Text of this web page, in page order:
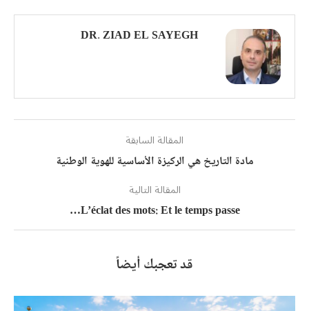
DR. ZIAD EL SAYEGH
المقالة السابقة
مادة التاريخ هي الركيزة الأساسية للهوية الوطنية
المقالة التالية
L’éclat des mots: Et le temps passe…
قد تعجبك أيضاً